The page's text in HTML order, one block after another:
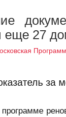
еще 27
за
программе